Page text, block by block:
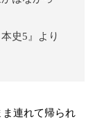
史5』より
連れて帰られ